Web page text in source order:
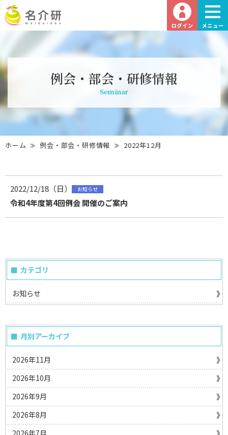
例会・部会・研修情報
Seminar
ホーム 例会・部会・研修情報 2022年12月
2022/12/18（日） お知らせ
令和4年度第4回例会 開催のご案内
カテゴリ
お知らせ
月別アーカイブ
2026年11月
2026年10月
2026年9月
2026年8月
2026年7月